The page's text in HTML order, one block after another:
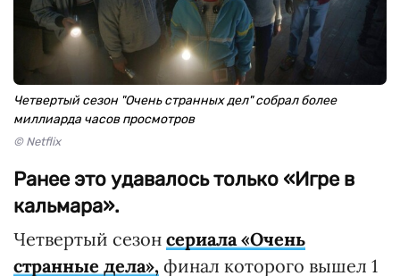
Четвертый сезон "Очень странных дел" собрал более
миллиарда часов просмотров
© Netflix
Ранее это удавалось только «Игре в
кальмара».
Четвертый сезон сериала «Очень
странные дела», финал которого вышел 1